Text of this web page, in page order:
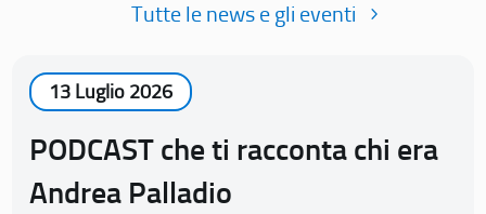
Tutte le news e gli eventi
13 Luglio 2026
PODCAST che ti racconta chi era
Andrea Palladio